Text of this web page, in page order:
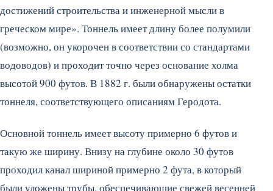
достижений строительства и инженерной мысли в
греческом мире». Тоннель имеет длину более полумили
(возможно, он укорочен в соответствии со стандартами
водоводов) и проходит точно через основание холма
высотой 900 футов. В 1882 г. были обнаружены остатки
тоннеля, соответствующего описаниям Геродота.
Основной тоннель имеет высоту примерно 6 футов и
такую же ширину. Внизу на глубине около 30 футов
проходил канал шириной примерно 2 фута, в который
были уложены трубы, обеспечивающие свежей весенней